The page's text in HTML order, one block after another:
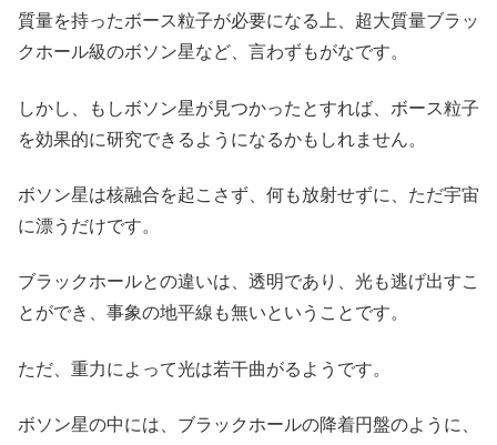
質量を持ったボース粒子が必要になる上、超大質量ブラッ
クホール級のボソン星など、言わずもがなです。
しかし、もしボソン星が見つかったとすれば、ボース粒子
を効果的に研究できるようになるかもしれません。
ボソン星は核融合を起こさず、何も放射せずに、ただ宇宙
に漂うだけです。
ブラックホールとの違いは、透明であり、光も逃げ出すこ
とができ、事象の地平線も無いということです。
ただ、重力によって光は若干曲がるようです。
ボソン星の中には、ブラックホールの降着円盤のように、